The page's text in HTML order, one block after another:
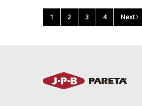
1 2 3 4 Next